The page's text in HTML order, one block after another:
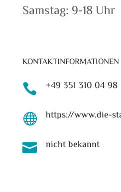
Samstag: 9-18 Uhr
KONTAKTINFORMATIONEN
 +49 351 310 04 98
 https://www.die-
 nicht bekannt